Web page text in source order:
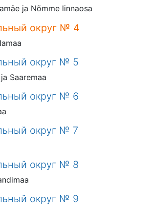
ja Nõmme linnaosa
округ № 4
округ № 5
Saaremaa
округ № 6
округ № 7
округ № 8
округ № 9